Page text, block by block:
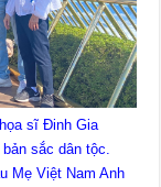
sĩ Đinh Gia
sắc dân tộc.
Mẹ Việt Nam Anh